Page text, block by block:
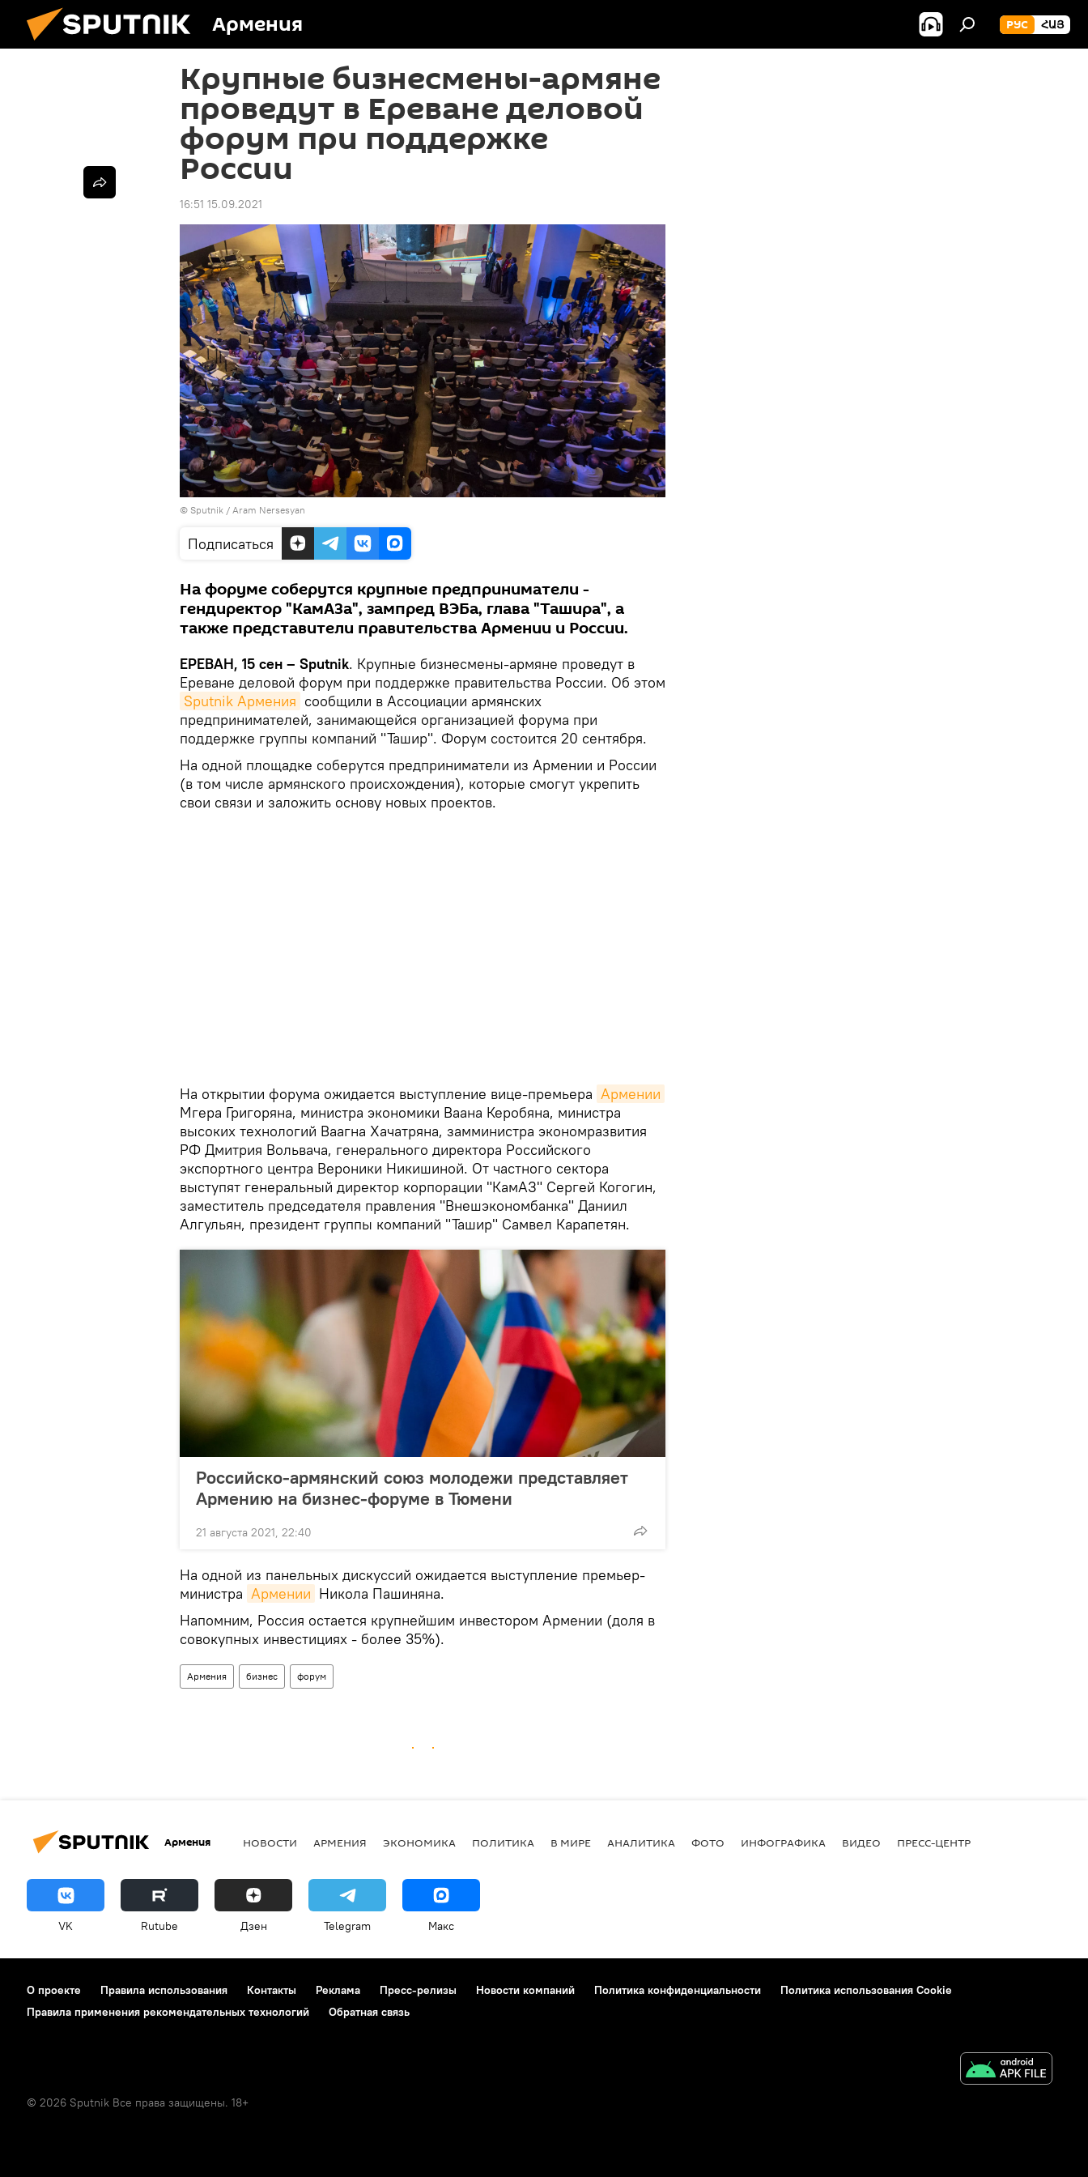
Армения РУС ՀԱՅ
Крупные бизнесмены-армяне
проведут в Ереване деловой
форум при поддержке
России
16:51 15.09.2021
© Sputnik / Aram Nersesyan
Подписаться
На форуме соберутся крупные предприниматели -
гендиректор "КамАЗа", зампред ВЭБа, глава "Ташира", а
также представители правительства Армении и России.
ЕРЕВАН, 15 сен – Sputnik. Крупные бизнесмены-армяне проведут в
Ереване деловой форум при поддержке правительства России. Об этом
Sputnik Армения сообщили в Ассоциации армянских
предпринимателей, занимающейся организацией форума при
поддержке группы компаний "Ташир". Форум состоится 20 сентября.
На одной площадке соберутся предприниматели из Армении и России
(в том числе армянского происхождения), которые смогут укрепить
свои связи и заложить основу новых проектов.
На открытии форума ожидается выступление вице-премьера Армении
Мгера Григоряна, министра экономики Ваана Керобяна, министра
высоких технологий Ваагна Хачатряна, замминистра экономразвития
РФ Дмитрия Вольвача, генерального директора Российского
экспортного центра Вероники Никишиной. От частного сектора
выступят генеральный директор корпорации "КамАЗ" Сергей Когогин,
заместитель председателя правления "Внешэкономбанка" Даниил
Алгульян, президент группы компаний "Ташир" Самвел Карапетян.
Российско-армянский союз молодежи представляет
Армению на бизнес-форуме в Тюмени
21 августа 2021, 22:40
На одной из панельных дискуссий ожидается выступление премьер-
министра Армении Никола Пашиняна.
Напомним, Россия остается крупнейшим инвестором Армении (доля в
совокупных инвестициях - более 35%).
Армения бизнес форум
Армения НОВОСТИ АРМЕНИЯ ЭКОНОМИКА ПОЛИТИКА В МИРЕ АНАЛИТИКА ФОТО ИНФОГРАФИКА ВИДЕО ПРЕСС-ЦЕНТР
VK Rutube Дзен Telegram Макс
О проекте Правила использования Контакты Реклама Пресс-релизы Новости компаний Политика конфиденциальности
Политика использования Cookie
Правила применения рекомендательных технологий
Обратная связь
© 2026 Sputnik Все права защищены. 18+